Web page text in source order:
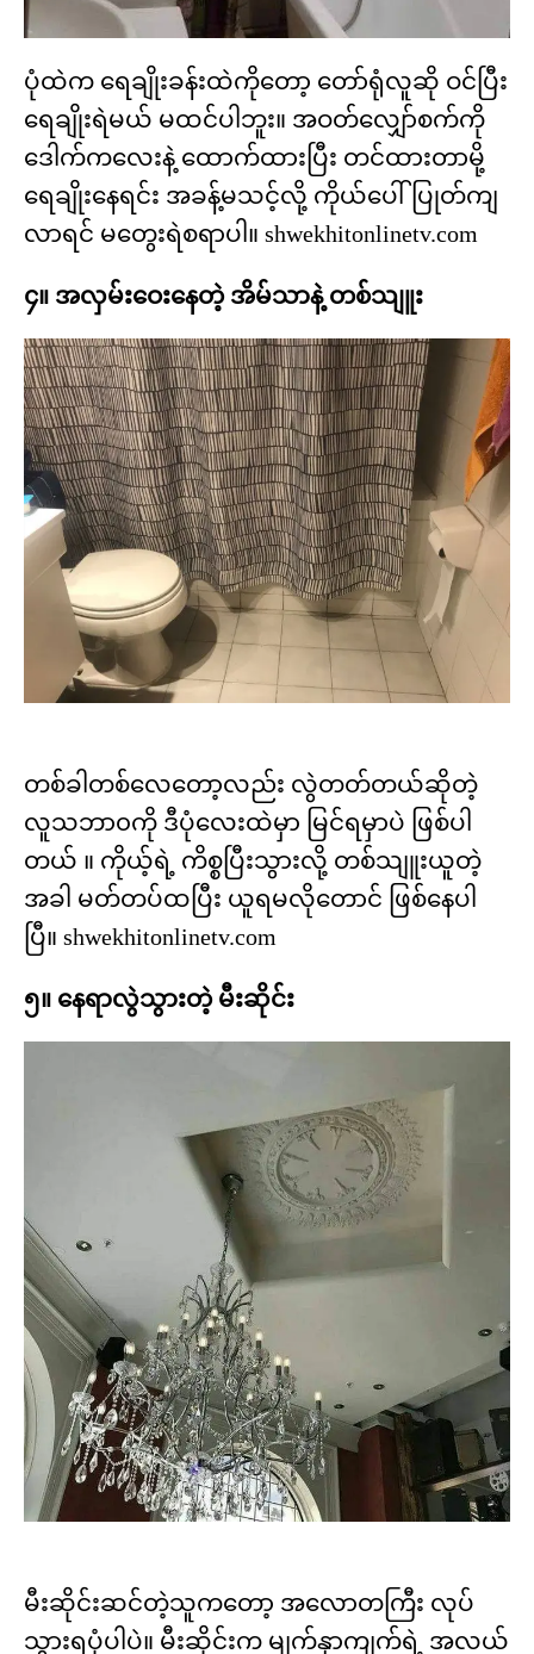
ပုံထဲက ရေချိုးခန်းထဲကိုတော့ တော်ရုံလူဆို ဝင်ပြီး
ရေချိုးရဲမယ် မထင်ပါဘူး။ အဝတ်လျှော်စက်ကို
ဒေါက်ကလေးနဲ့ ထောက်ထားပြီး တင်ထားတာမို့
ရေချိုးနေရင်း အခန့်မသင့်လို့ ကိုယ်ပေါ်ပြုတ်ကျ
လာရင် မတွေးရဲစရာပါ။ shwekhitonlinetv.com
၄။ အလှမ်းဝေးနေတဲ့ အိမ်သာနဲ့ တစ်သျူး
တစ်ခါတစ်လေတော့လည်း လွဲတတ်တယ်ဆိုတဲ့
လူသဘာ၀ကို ဒီပုံလေးထဲမှာ မြင်ရမှာပဲ ဖြစ်ပါ
တယ် ။ ကိုယ့်ရဲ့ ကိစ္စပြီးသွားလို့ တစ်သျူးယူတဲ့
အခါ မတ်တပ်ထပြီး ယူရမလိုတောင် ဖြစ်နေပါ
ပြီ။ shwekhitonlinetv.com
၅။ နေရာလွဲသွားတဲ့ မီးဆိုင်း
မီးဆိုင်းဆင်တဲ့သူကတော့ အလောတကြီး လုပ်
သွားရပုံပါပဲ။ မီးဆိုင်းက မျက်နှာကျက်ရဲ့ အလယ်